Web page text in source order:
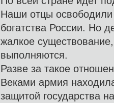
Наши отцы
богатства России. Но
жалкое
выполняются.
Разве за такое
Веками армия
защитой государства